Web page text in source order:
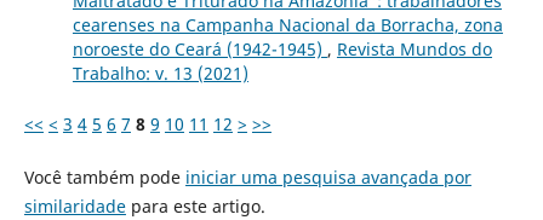
cearenses na Campanha Nacional da Borracha, zona
noroeste do Ceará (1942-1945) , Revista Mundos do
Trabalho: v. 13 (2021)
<< < 3 4 5 6 7 8 9 10 11 12 > >>
Você também pode iniciar uma pesquisa avançada por
similaridadepara este artigo.